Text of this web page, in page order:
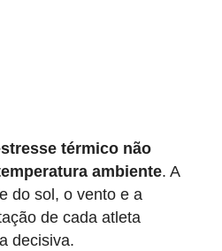
térmico não
ambiente. A
do sol, o vento e a
de cada atleta
decisiva.